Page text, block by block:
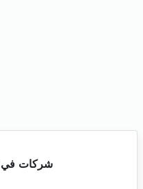
شركات في